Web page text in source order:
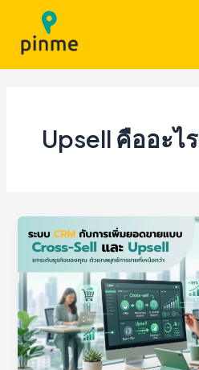
content
Upsell คืออะไร